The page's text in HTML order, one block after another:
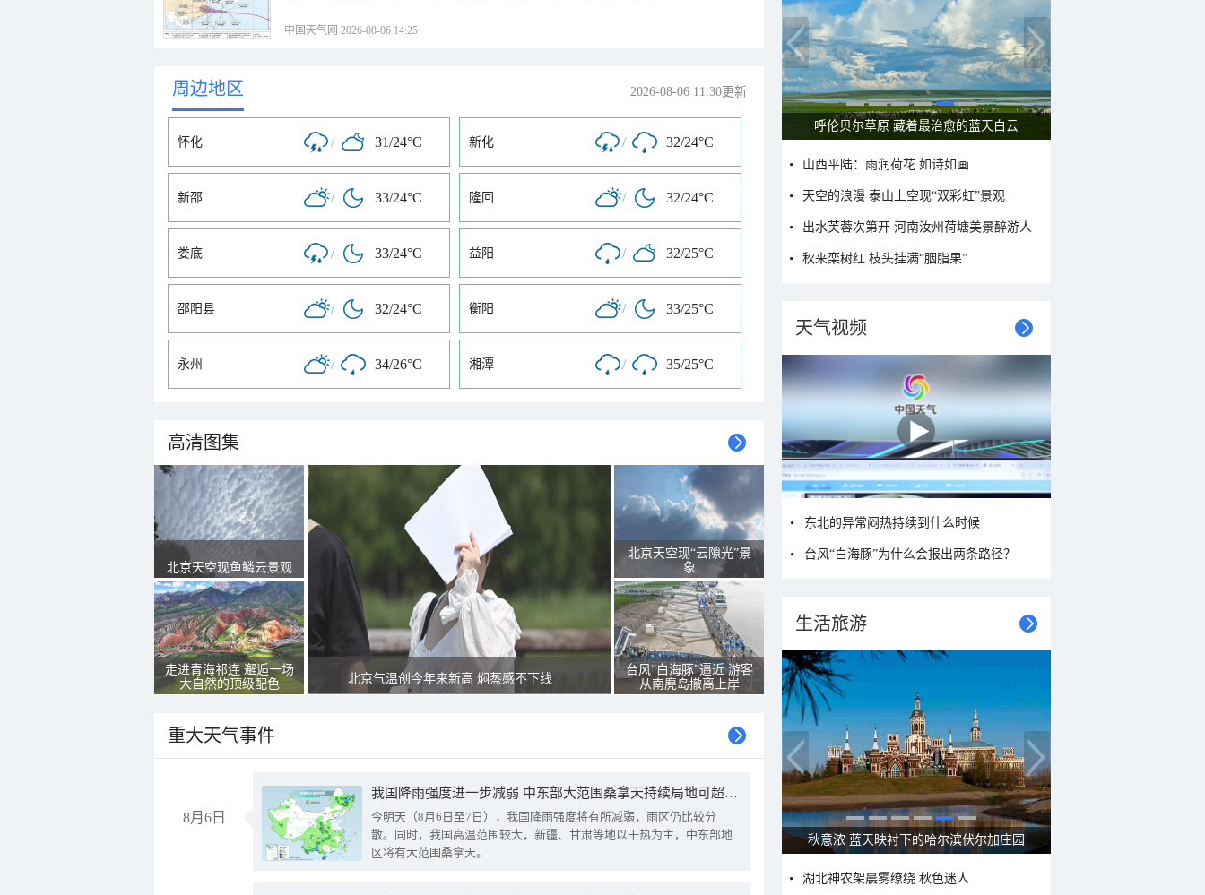
中国天气网 2026-08-06 14:25
周边地区 2026-08-06 11:30更新
怀化 / 31/24°C 新化 / 32/24°C
新邵 / 33/24°C 隆回 / 32/24°C
娄底 / 33/24°C 益阳 / 32/25°C
邵阳县 / 32/24°C 衡阳 / 33/25°C
永州 / 34/26°C 湘潭 / 35/25°C
高清图集
北京天空现鱼鳞云景观
走进青海祁连 邂逅一场
大自然的顶级配色
北京气温创今年来新高 焖蒸感不下线
北京天空现“云隙光”景
象
台风“白海豚”逼近 游客
从南麂岛撤离上岸
重大天气事件
8月6日
我国降雨强度进一步减弱 中东部大范围桑拿天持续局地可超38℃
今明天（8月6日至7日），我国降雨强度将有所减弱，雨区仍比较分
散。同时，我国高温范围较大，新疆、甘肃等地以干热为主，中东部地
区将有大范围桑拿天。
一组图感受水中消暑快乐瞬间
山西平陆：雨润荷花 如诗如画
天空的浪漫 泰山上空现“双彩虹”景观
出水芙蓉次第开 河南汝州荷塘美景醉游人
秋来栾树红 枝头挂满“胭脂果”
天气视频
东北的异常闷热持续到什么时候
台风“白海豚”为什么会报出两条路径？
生活旅游
大美新疆—帕米尔高原好风光
湖北神农架晨雾缭绕 秋色迷人